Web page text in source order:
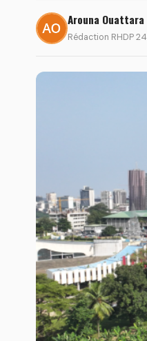
Arouna Ouattara
Rédaction RHDP 24